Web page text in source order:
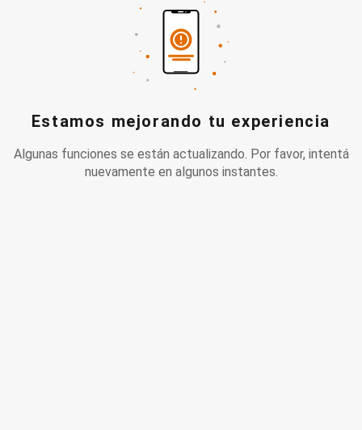
Estamos mejorando tu experiencia
Algunas funciones se están actualizando. Por favor, intentá
nuevamente en algunos instantes.